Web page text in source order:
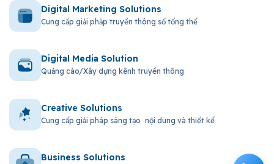
Digital Marketing Solutions
Cung cấp giải phảp truyền thông số tổng thể
Digital Media Solution
Quảng cáo/Xây dựng kênh truyền thông
Creative Solutions
Cung cấp giải pháp sáng tạo nội dung và thiết kế
Business Solutions